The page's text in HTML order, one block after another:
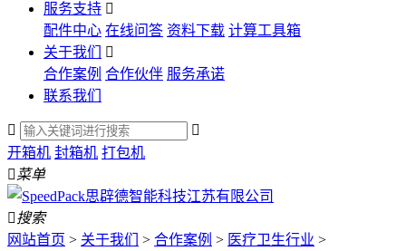
服务支持 
配件中心 在线问答 资料下载 计算工具箱
关于我们

合作案例 合作伙伴 服务承诺
联系我们


开箱机 封箱机 打包机
菜单
搜索
网站首页 > 关于我们 > 合作案例 > 医疗卫生行业 >